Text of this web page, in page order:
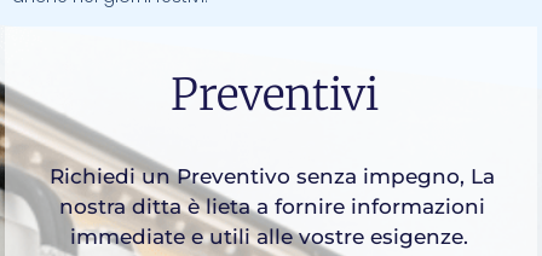
Preventivi
Richiedi un Preventivo senza impegno, La
nostra ditta è lieta a fornire informazioni
immediate e utili alle vostre esigenze.